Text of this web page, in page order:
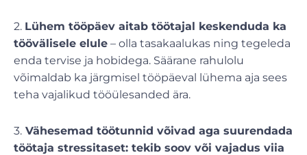
2. Lühem tööpäev aitab töötajal keskenduda ka
töövälisele elule – olla tasakaalukas ning tegeleda
enda tervise ja hobidega. Säärane rahulolu
võimaldab ka järgmisel tööpäeval lühema aja sees
teha vajalikud tööülesanded ära.
3. Vähesemad töötunnid võivad aga suurendada
töötaja stressitaset: tekib soov või vajadus viia